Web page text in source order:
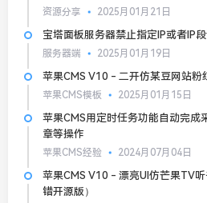
资源分享 2025月01月21日
宝塔面板服务器禁止指定IP或者IP
服务器端 2025月01月19日
苹果CMS V10 - 二开仿某豆网站粉
苹果CMS模板 2025月01月15日
苹果CMS用定时任务功能自动完成
章等操作
苹果CMS经验 2024月07月04日
苹果CMS V10 - 漂亮UI仿芒果TV听书双端模板（十八码修复无
错开源版）